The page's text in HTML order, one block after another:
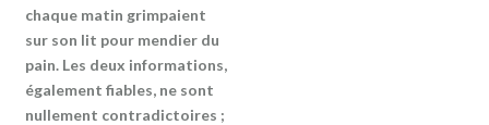
chaque matin grimpaient
sur son lit pour mendier du
pain. Les deux informations,
également fiables, ne sont
nullement contradictoires ;